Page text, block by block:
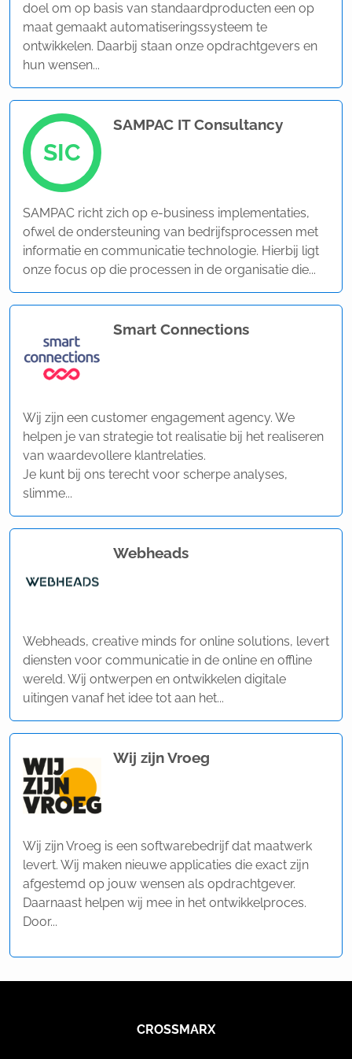
doel om op basis van standaardproducten een op
maat gemaakt automatiseringssysteem te
ontwikkelen. Daarbij staan onze opdrachtgevers en
hun wensen...
SIC
SAMPAC IT Consultancy
SAMPAC richt zich op e-business implementaties,
ofwel de ondersteuning van bedrijfsprocessen met
informatie en communicatie technologie. Hierbij ligt
onze focus op die processen in de organisatie die...
Smart Connections
Wij zijn een customer engagement agency. We
helpen je van strategie tot realisatie bij het realiseren
van waardevollere klantrelaties.
Je kunt bij ons terecht voor scherpe analyses,
slimme...
Webheads
Webheads, creative minds for online solutions, levert
diensten voor communicatie in de online en offline
wereld. Wij ontwerpen en ontwikkelen digitale
uitingen vanaf het idee tot aan het...
Wij zijn Vroeg
Wij zijn Vroeg is een softwarebedrijf dat maatwerk
levert. Wij maken nieuwe applicaties die exact zijn
afgestemd op jouw wensen als opdrachtgever.
Daarnaast helpen wij mee in het ontwikkelproces.
Door...
CROSSMARX